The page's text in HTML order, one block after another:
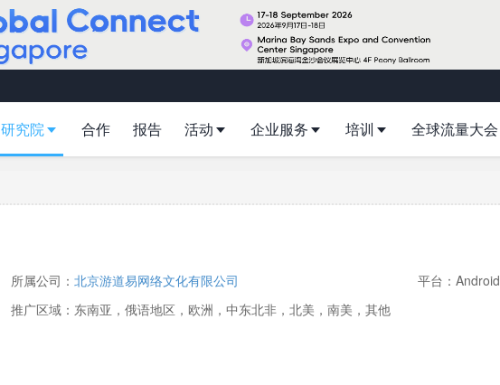
研究院 合作 报告 活动 企业服务 培训 全球流量大会
所属公司： 北京游道易网络文化有限公司
推广区域：东南亚，俄语地区，欧洲，中东北非，北美，南美，其他
平台：Android